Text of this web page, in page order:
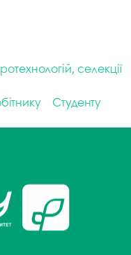
селекції
Студенту